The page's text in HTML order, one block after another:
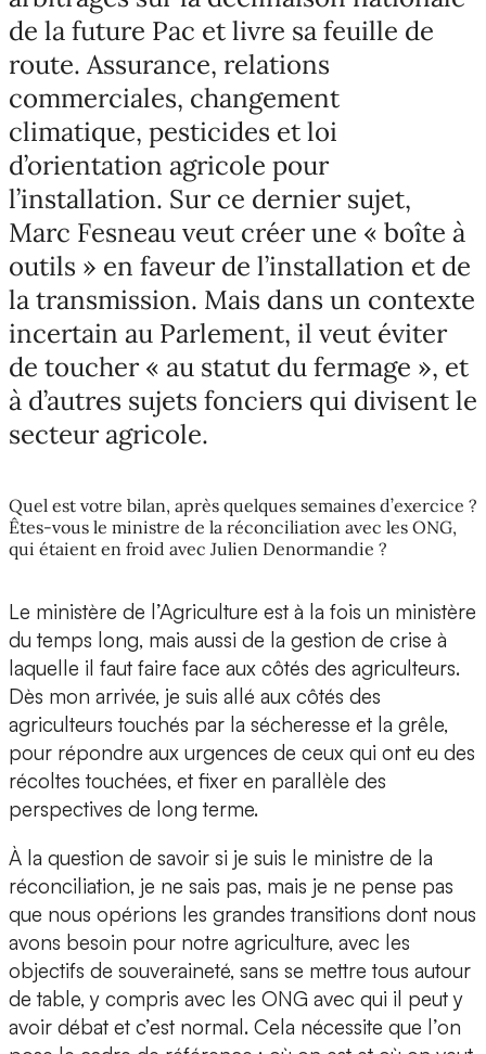
de la future Pac et livre sa feuille de
route. Assurance, relations
commerciales, changement
climatique, pesticides et loi
d’orientation agricole pour
l’installation. Sur ce dernier sujet,
Marc Fesneau veut créer une « boîte à
outils » en faveur de l’installation et de
la transmission. Mais dans un contexte
incertain au Parlement, il veut éviter
de toucher « au statut du fermage », et
à d’autres sujets fonciers qui divisent le
secteur agricole.
Quel est votre bilan, après quelques semaines d’exercice ?
Êtes-vous le ministre de la réconciliation avec les ONG,
qui étaient en froid avec Julien Denormandie ?
Le ministère de l’Agriculture est à la fois un ministère
du temps long, mais aussi de la gestion de crise à
laquelle il faut faire face aux côtés des agriculteurs.
Dès mon arrivée, je suis allé aux côtés des
agriculteurs touchés par la sécheresse et la grêle,
pour répondre aux urgences de ceux qui ont eu des
récoltes touchées, et fixer en parallèle des
perspectives de long terme.
À la question de savoir si je suis le ministre de la
réconciliation, je ne sais pas, mais je ne pense pas
que nous opérions les grandes transitions dont nous
avons besoin pour notre agriculture, avec les
objectifs de souveraineté, sans se mettre tous autour
de table, y compris avec les ONG avec qui il peut y
avoir débat et c’est normal. Cela nécessite que l’on